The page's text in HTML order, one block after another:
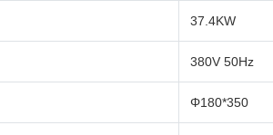
37.4KW
380V 50Hz
Φ180*350